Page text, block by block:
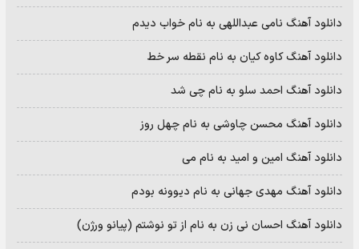
دانلود آهنگ نامی عبداللهی به نام خواب دیدم
دانلود آهنگ کاوه کیان به نام نقطه سر خط
دانلود آهنگ احمد سلو به نام چی شد
دانلود آهنگ محسن چاوشی به نام چهل روز
دانلود آهنگ امین و امید به نام می
دانلود آهنگ مهدی جهانی به نام دیوونه بودم
دانلود آهنگ احسان نی زن به نام از تو نوشتم (پیانو ورژن)